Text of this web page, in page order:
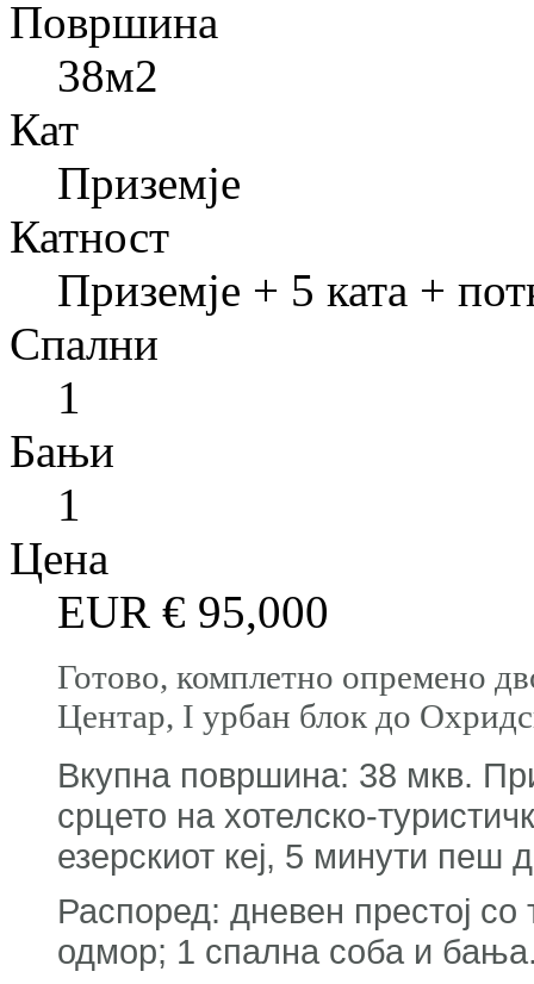
Површина
38м2
Кат
Приземје
Катност
Приземје + 5 ката +
Спални
1
Бањи
1
Цена
EUR € 95,000
Готово, комплетно опремено
Центар, I урбан блок до
Вкупна површина: 38 мкв.
срцето на хотелско-
езерскиот кеј, 5 минути пеш
Распоред: дневен престој со
одмор; 1 спална соба и